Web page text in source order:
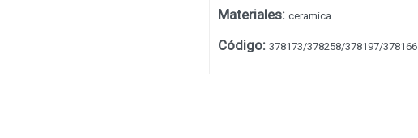
Materiales: ceramica
Código: 378173/378258/378197/378166